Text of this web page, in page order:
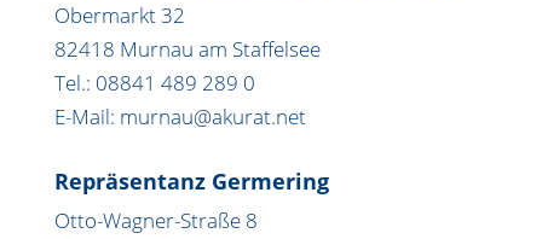
Obermarkt 32
82418 Murnau am Staffelsee
Tel.: 08841 489 289 0
E-Mail: murnau@akurat.net
Repräsentanz Germering
Otto-Wagner-Straße 8